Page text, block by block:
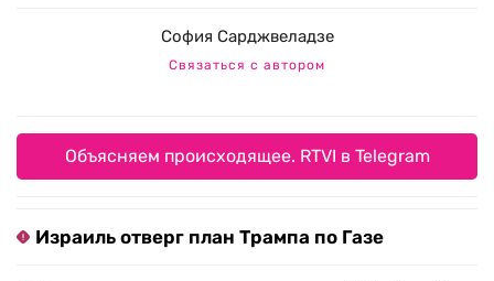
София Сарджвеладзе
Связаться с автором
Объясняем происходящее. RTVI в Telegram
Израиль отверг план Трампа по Газе